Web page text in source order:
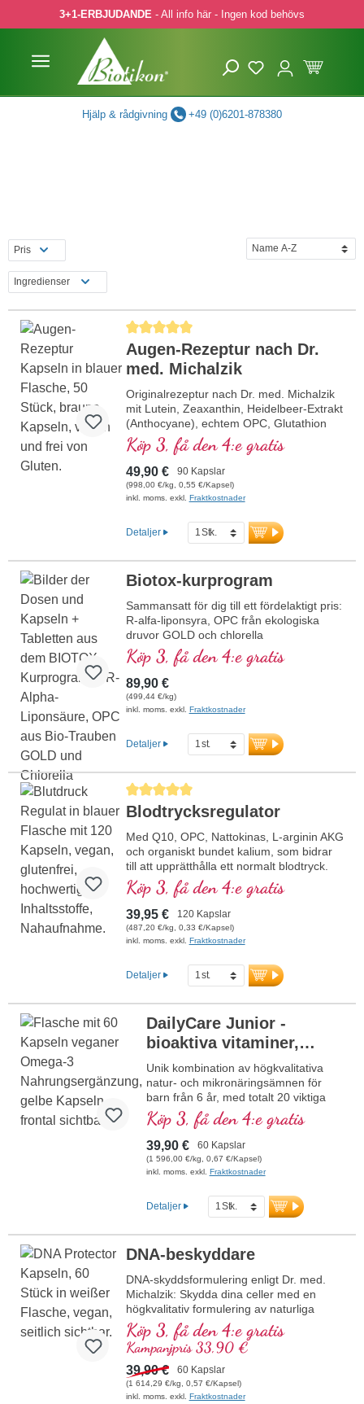
till huvudinnehåll
Hoppa till sökning
Hoppa till huvudnavigering
3+1-ERBJUDANDE - All info här - Ingen kod behövs
Hjälp & rådgivning +49 (0)6201-878380
Pris
Ingredienser
Genomsnittligt betyg på 5 av 5 stjärnor
Augen-Rezeptur nach Dr.
med. Michalzik
Originalrezeptur nach Dr. med. Michalzik
mit Lutein, Zeaxanthin, Heidelbeer-Extrakt
(Anthocyane), echtem OPC, Glutathion
und Vitamin A, welches zur Erhaltung
einer normalen Sehkraft beiträgt.
Hochdosiert zur effektiven und sicheren
Anwendung. Entwickelt durch ein
Ärtzeteam mit hoher Pflanzenstoff-,
der Leitung von Dr. med. Alexander
Michalzik.
Köp 3, få den 4:e gratis
49,90 € 90 Kapslar
(998,00 €/kg, 0,55 €/Kapsel)
inkl. moms. exkl. Fraktkostnader
Detaljer
Biotox-kurprogram
Sammansatt för dig till ett fördelaktigt pris:
R-alfa-liponsyra, OPC från ekologiska
druvor GOLD och chlorella
Köp 3, få den 4:e gratis
89,90 €
(499,44 €/kg)
inkl. moms. exkl. Fraktkostnader
Detaljer
Genomsnittligt betyg på 5 av 5 stjärnor
Blodtrycksregulator
Med Q10, OPC, Nattokinas, L-arginin AKG
och organiskt bundet kalium, som bidrar
till att upprätthålla ett normalt blodtryck.
Köp 3, få den 4:e gratis
39,95 € 120 Kapslar
(487,20 €/kg, 0,33 €/Kapsel)
inkl. moms. exkl. Fraktkostnader
Detaljer
DailyCare Junior -
bioaktiva vitaminer,
veganskt omega-3 +
spårämnen och
högkvalitativa
växtämnen
Unik kombination av högkvalitativa
natur- och mikronäringsämnen för
barn från 6 år, med totalt 20 viktiga
näringsämnen för ditt barn.
Köp 3, få den 4:e gratis
39,90 € 60 Kapslar
(1 596,00 €/kg, 0,67 €/Kapsel)
inkl. moms. exkl. Fraktkostnader
Detaljer
DNA-beskyddare
DNA-skyddsformulering enligt Dr. med.
Michalzik: Skydda dina celler med en
högkvalitativ formulering av naturliga
ingredienser som OPC, granatäpple,
lutein, selen och betakaroten. Denna
formulering stödjer skyddet av DNA,
lipider och proteiner mot oxidativ stress.
Selen bidrar till att skydda cellerna mot
oxidativ stress. Vegansk, fri från alla
Köp 3, få den 4:e gratis
Kampanjpris 33,90 €
39,90 € 60 Kapslar
(1 614,29 €/kg, 0,57 €/Kapsel)
inkl. moms. exkl. Fraktkostnader